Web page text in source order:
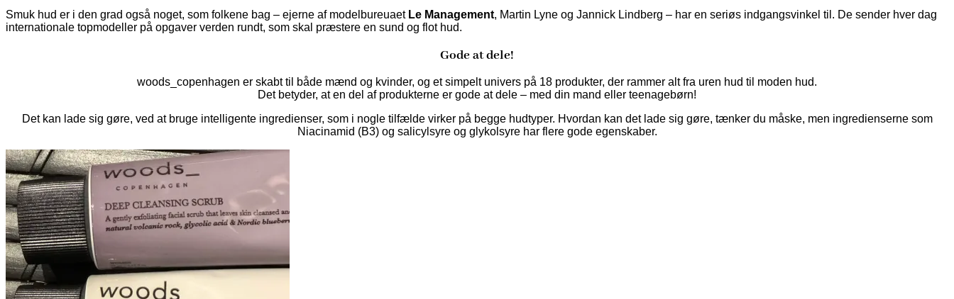
Smuk hud er i den grad også noget, som folkene bag – ejerne af modelbureuaet Le Management, Martin Lyne og Jannick Lindberg – har en seriøs indgangsvinkel til. De sender hver dag
internationale topmodeller på opgaver verden rundt, som skal præstere en sund og flot hud.
Gode at dele!
woods_copenhagen er skabt til både mænd og kvinder, og et simpelt univers på 18 produkter, der rammer alt fra uren hud til moden hud.
Det betyder, at en del af produkterne er gode at dele – med din mand eller teenagebørn!
Det kan lade sig gøre, ved at bruge intelligente ingredienser, som i nogle tilfælde virker på begge hudtyper. Hvordan kan det lade sig gøre, tænker du måske, men ingredienserne som
Niacinamid (B3) og salicylsyre og glykolsyre har flere gode egenskaber.